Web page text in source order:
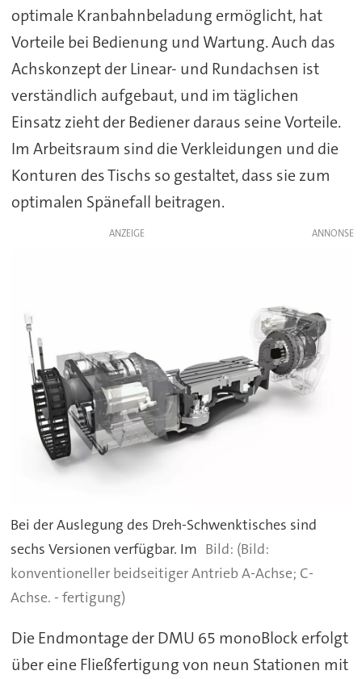
optimale Kranbahnbeladung ermöglicht, hat
Vorteile bei Bedienung und Wartung. Auch das
Achskonzept der Linear- und Rundachsen ist
verständlich aufgebaut, und im täglichen
Einsatz zieht der Bediener daraus seine Vorteile.
Im Arbeitsraum sind die Verkleidungen und die
Konturen des Tischs so gestaltet, dass sie zum
optimalen Spänefall beitragen.
ANZEIGE
Bei der Auslegung des Dreh-Schwenktisches sind
sechs Versionen verfügbar. Im
(Bild:
konventioneller beidseitiger Antrieb A-Achse; C-
Achse. - fertigung)
Die Endmontage der DMU 65 monoBlock erfolgt
über eine Fließfertigung von neun Stationen mit